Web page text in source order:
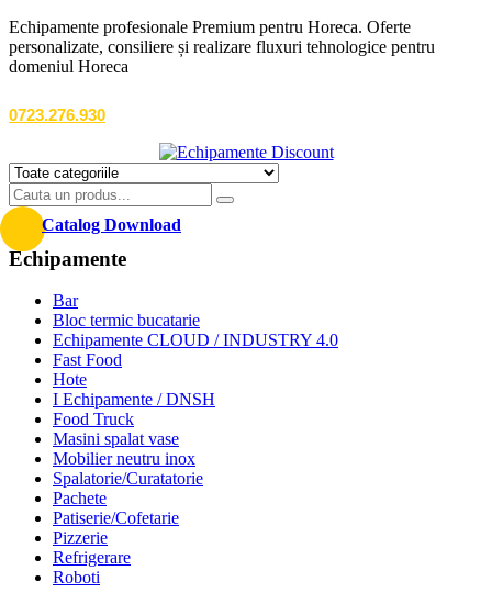
Echipamente profesionale Premium pentru Horeca. Oferte
personalizate, consiliere și realizare fluxuri tehnologice pentru
domeniul Horeca
0723.276.930
Catalog Download
Echipamente
Bar
Bloc termic bucatarie
Echipamente CLOUD / INDUSTRY 4.0
Fast Food
Hote
I Echipamente / DNSH
Food Truck
Masini spalat vase
Mobilier neutru inox
Spalatorie/Curatatorie
Pachete
Patiserie/Cofetarie
Pizzerie
Refrigerare
Roboti